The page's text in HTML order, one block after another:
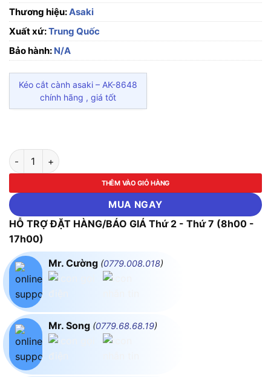
Thương hiệu:Asaki
Xuất xứ:Trung Quốc
Bảo hành: N/A
Kéo cắt cành asaki – AK-8648
chính hãng , giá tốt
Kéo cắt cành lưỡi thẳng ASAKI AK-8648 số lượng
THÊM VÀO GIỎ HÀNG
MUA NGAY
HỖ TRỢ ĐẶT HÀNG/BÁO GIÁ Thứ 2 - Thứ 7 (8h00 -
17h00)
Mr. Cường (0779.008.018)
Mr. Song (0779.68.68.19)